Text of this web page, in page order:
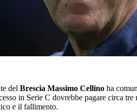
del Brescia Massimo Cellino ha
in Serie C dovrebbe pagare circa
e il fallimento.